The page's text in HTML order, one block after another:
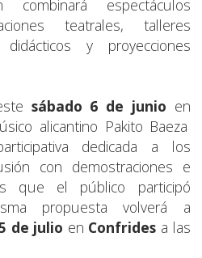
combinará espectáculos
teatrales, talleres
y proyecciones
sábado 6 de junio en
alicantino Pakito Baeza
dedicada a los
con demostraciones e
que el público participó
propuesta volverá a
de julio en Confrides a las